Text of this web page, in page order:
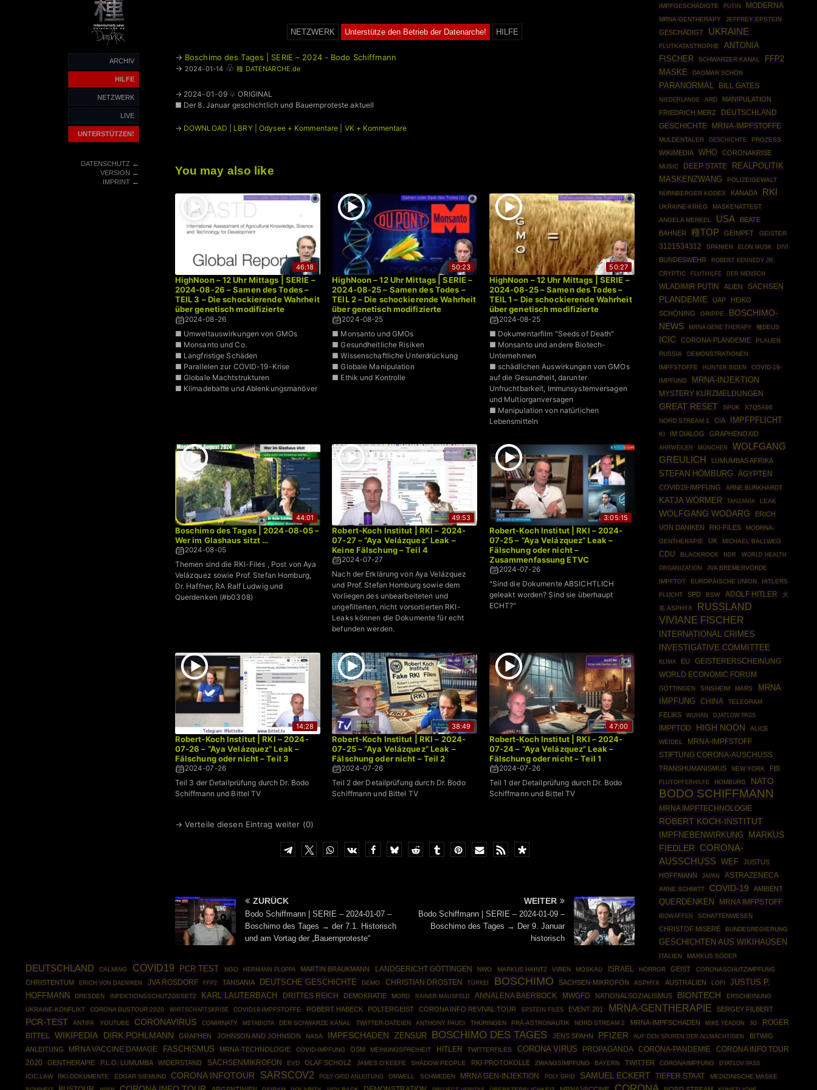
ARCHIV
HILFE
NETZWERK
LIVE
UNTERSTÜTZEN!
DATENSCHUTZ←
VERSION ←
IMPRINT←
NETZWERK Unterstütze den Betrieb der Datenarche! HILFE
→ Boschimo des Tages | SERIE – 2024 - Bodo Schiffmann
→ 2024-01-14 ♧ 種 DATENARCHE.de
→ 2024-01-09 ♧ ORIGINAL
■ Der 8. Januar geschichtlich und Bauernproteste aktuell
→ DOWNLOAD LBRY | Odysee + Kommentare VK + Kommentare
You may also like
46:18
HighNoon – 12 Uhr Mittags | SERIE –
2024-08-26 – Samen des Todes –
TEIL 3 – Die schockierende Wahrheit
über genetisch modifizierte
Organismen | Dr. Bodo Schiffmann
2024-08-26
■ Umweltauswirkungen von GMOs
■ Monsanto und Co.
■ Langfristige Schäden
■ Parallelen zur COVID-19-Krise
■ Globale Machtstrukturen
■ Klimadebatte und Ablenkungsmanöver
50:23
HighNoon – 12 Uhr Mittags | SERIE –
2024-08-25 – Samen des Todes –
TEIL 2 – Die schockierende Wahrheit
über genetisch modifizierte
Organismen | Dr. Bodo Schiffmann
2024-08-25
■ Monsanto und GMOs
■ Gesundheitliche Risiken
■ Wissenschaftliche Unterdrückung
■ Globale Manipulation
■ Ethik und Kontrolle
50:27
HighNoon – 12 Uhr Mittags | SERIE –
2024-08-25 – Samen des Todes –
TEIL 1 – Die schockierende Wahrheit
über genetisch modifizierte
Organismen | Dr. Bodo Schiffmann
2024-08-25
■ Dokumentarfilm "Seeds of Death"
■ Monsanto und andere Biotech-
Unternehmen
■ schädlichen Auswirkungen von GMOs
auf die Gesundheit, darunter
Unfruchtbarkeit, Immunsystemversagen
und Multiorganversagen
■ Manipulation von natürlichen
Lebensmitteln
44:01
Boschimo des Tages | 2024-08-05 –
Wer im Glashaus sitzt …
2024-08-05
Themen sind die RKI-Files , Post von Aya
Velázquez sowie Prof. Stefan Homburg,
Dr. Haffner, RA Ralf Ludwig und
Querdenken (#b0308)
49:53
Robert-Koch Institut | RKI – 2024-
07-27 – “Aya Velázquez” Leak –
Keine Fälschung – Teil 4
2024-07-27
Nach der Erklärung von Aya Velázquez
und Prof. Stefan Homburg sowie dem
Vorliegen des unbearbeiteten und
ungefilterten, nicht vorsortierten RKI-
Leaks können die Dokumente für echt
befunden werden.
3:05:15
Robert-Koch Institut | RKI – 2024-
07-25 – “Aya Velázquez” Leak –
Fälschung oder nicht –
Zusammenfassung ETVC
2024-07-26
"Sind die Dokumente ABSICHTLICH
geleakt worden? Sind sie überhaupt
ECHT?"
14:28
Robert-Koch Institut | RKI – 2024-
07-26 – “Aya Velázquez” Leak –
Fälschung oder nicht – Teil 3
2024-07-26
Teil 3 der Detailprüfung durch Dr. Bodo
Schiffmann und Bittel TV
38:49
Robert-Koch Institut | RKI – 2024-
07-25 – “Aya Velázquez” Leak –
Fälschung oder nicht – Teil 2
2024-07-26
Teil 2 der Detailprüfung durch Dr. Bodo
Schiffmann und Bittel TV
47:00
Robert-Koch Institut | RKI – 2024-
07-24 – “Aya Velázquez” Leak –
Fälschung oder nicht – Teil 1
2024-07-26
Teil 1 der Detailprüfung durch Dr. Bodo
Schiffmann und Bittel TV
→ Verteile diesen Eintrag weiter (0)
ZURÜCK
Bodo Schiffmann | SERIE – 2024-01-07 –
Boschimo des Tages → der 7.1. Historisch
und am Vortag der „Bauernproteste“
WEITER
Bodo Schiffmann | SERIE – 2024-01-09 –
Boschimo des Tages → Der 9. Januar
historisch
IMPFGESCHÄDIGTE PUTIN MODERNA
MRNA-GENTHERAPY JEFFREY EPSTEIN
GESCHÄDIGT UKRAINE
FLUTKATASTROPHE
ANTONIA
FISCHER
SCHWARZER KANAL
FFP2
MASKE
DAGMAR SCHÖN
PARANORMAL BILL GATES
NIEDERLANDE ARD
MANIPULATION
FRIEDRICH MERZ
DEUTSCHLAND
GESCHICHTE
MRNA-IMPFSTOFFE
MULDENTALER GESCHICHTE PROZESS
WIKIMEDIA WHO CORONAKRISE
MUSIC DEEP STATE
REALPOLITIK
MASKENZWANG
POLIZEIGEWALT
NÜRNBERGER KODEX
KANADA RKI
UKRAINE-KRIEG
MASKENATTEST
ANGELA MERKEL
USA
BEATE
BAHNER
種TOP GEIMPFT GEISTER
3121534312 SPANIEN ELON MUSK DIVI
BUNDESWEHR
ROBERT KENNEDY JR.
CRYPTIC
FLUTHILFE DER MENSCH
WLADIMIR PUTIN ALIEN SACHSEN
PLANDEMIE UAP
HEIKO
SCHÖNING
GRIPPE
BOSCHIMO-
NEWS
MRNA GENE THERAPY 種DEUS
ICIC CORONA-PLANDEMIE
PLAUEN
RUSSIA
DEMONSTRATIONEN
IMPFSTOFFE
HUNTER BIDEN
COVID-19-
IMPFUNG
MRNA-INJEKTION
MYSTERY KURZMELDUNGEN
GREAT RESET SPUK
X7Q5A96
NORD STREAM 1
CIA IMPFPFLICHT
KI IM DIALOG GRAPHENOXID
AHRWEILER MÜNCHEN
WOLFGANG
GREULICH
LUMUMBAS AFRIKA
STEFAN HOMBURG ÄGYPTEN
COVID19-IMPFUNG ARNE BURKHARDT
KATJA WÖRMER TANZANIA LEAK
WOLFGANG WODARG
ERICH
VON DÄNIKEN
RKI-FILES
MODRNA-
GENTHERAPIE
UK MICHAEL BALLWEG
CDU BLACKROCK NDR
WORLD HEALTH
ORGANIZATION
JVA BREMERVÖRDE
IMPFTOT
EUROPÄISCHE UNION
HITLERS
FLUCHT
SPD BSW ADOLF HITLER
大
名 ASPHYX
RUSSLAND
VIVIANE FISCHER
INTERNATIONAL CRIMES
INVESTIGATIVE COMMITTEE
KLIMA EU GEISTERERSCHEINUNG
WORLD ECONOMIC FORUM
GÖTTINGEN SINSHEIM MARS
MRNA
IMPFUNG
CHINA TELEGRAM
FELIKS WUHAN DJATLOW PASS
IMPFTOD HIGH NOON
ALICE
WEIDEL
MRNA-IMPFSTOFF
STIFTUNG CORONA-AUSCHUSS
TRANSHUMANISMUS NEW YORK FBI
FLUTOPFERHILFE HOMBURG NATO
BODO SCHIFFMANN
MRNA IMPFTECHNOLOGIE
ROBERT KOCH-INSTITUT
IMPFNEBENWIRKUNG
MARKUS
FIEDLER
CORONA-
AUSSCHUSS
WEF
JUSTUS
HOFFMANN
JAPAN ASTRAZENECA
ARNE SCHMITT COVID-19 AMBIENT
QUERDENKEN MRNA IMFPSTOFF
BIOWAFFEN SCHATTENWESEN
CHRISTOF MISERÉ BUNDESREGIERUNG
GESCHICHTEN AUS WIKIHAUSEN
ITALIEN MARKUS SÖDER
DEUTSCHLAND CALMING COVID19 PCR TEST NGO HERMANN PLOPPA MARTIN BRAUKMANN LANDGERICHT GÖTTINGEN NWO MARKUS HAINTZ VIREN MOSKAU ISRAEL HORROR GEIST CORONASCHUTZIMPFUNG
CHRISTENTUM ERICH VON DAENIKEN JVA ROSDORF FFP2 TANSANIA DEUTSCHE GESCHICHTE DEMO CHRISTIAN DROSTEN TÜRKEI BOSCHIMO SACHSEN-MIKROFON ASPHYX AUSTRALIEN LOFI
JUSTUS P.
HOFFMANN
DRESDEN INFEKTIONSSCHUTZGESETZ KARL LAUTERBACH DRITTES REICH DEMOKRATIE MORD RAINER MAUSFELD ANNALENA BAERBOCK MWGFD NATIONALSOZIALISMUS BIONTECH
ERSCHEINUNG
UKRAINE-KONFLIKT
CORONA BUSTOUR 2020 WIRTSCHAFTSKRISE COVID19-IMPFSTOFFE ROBERT HABECK POLTERGEIST CORONA INFO REVIVAL TOUR EPSTEIN FILES EVENT 201 MRNA-GENTHERAPIE SERGEY FILBERT
PCR-TEST ANTIFA YOUTUBE CORONAVIRUS COMIRNATY METABIOTA DER SCHWARZE KANAL TWITTER-DATEIEN ANTHONY FAUCI THÜRINGEN PRÄ-ASTRONAUTIK NORD STREAM 2 MRNA-IMPFSCHADEN MIKE YEADON 3G
ROGER
BITTEL WIKIPEDIA DIRK POHLMANN GRAPHEN JOHNSON AND JOHNSON NASA IMPFSCHADEN ZENSUR BOSCHIMO DES TAGES JENS SPAHN PFIZER AUF DEN SPUREN DER ALLMÄCHTIGEN
BITWIG
ANLEITUNG
MRNA VACCINE DAMAGE FASCHISMUS MRNA-TECHNOLOGIE COVID-IMPFUNG OSM MEINUNGSFREIHEIT HITLER TWITTERFILES CORONA VIRUS PROPAGANDA CORONA-PANDEMIE
CORONA INFO TOUR
2020
GENTHERAPIE P.L.O. LUMUMBA WIDERSTAND SACHSENMIKROFON EVD OLAF SCHOLZ JAMES O'KEEFE SHADOW PEOPLE RKI-PROTOKOLLE ZWANGSIMPFUNG BAYERN TWITTER CORONAIMPFUNG DYATLOV PASS
ICIC.LAW RKI-DOKUMENTE EDGAR SIEMUND CORONA INFOTOUR SARSCOV2 POLY GRID ANLEITUNG ORWELL SCHWEDEN MRNA GEN-INJEKTION POLY GRID SAMUEL ECKERT TIEFER STAAT
MEDIZINISCHE MASKE